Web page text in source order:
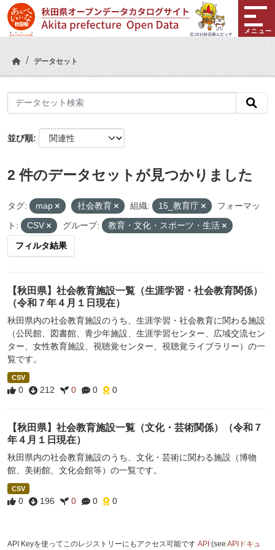
Skip to main content
メニュー
データセット
並び順
2 件のデータセットが見つかりました
タグ: map 社会教育 組織: 15_教育庁
フォーマッ
ト:
CSV グループ: 教育・文化・スポーツ・生活
フィルタ結果
【秋田県】社会教育施設一覧（生涯学習・社会教育関係）
（令和７年４月１日現在）
秋田県内の社会教育施設のうち、生涯学習・社会教育に関わる施設
（公民館、図書館、青少年施設、生涯学習センター、広域交流セン
ター、女性教育施設、視聴覚センター、視聴覚ライブラリー）の一
覧です。
CSV
0 212 0 0 0
【秋田県】社会教育施設一覧（文化・芸術関係）（令和７
年４月１日現在）
秋田県内の社会教育施設のうち、文化・芸術に関わる施設（博物
館、美術館、文化会館等）の一覧です。
CSV
0 196 0 0 0
API Keyを使ってこのレジストリーにもアクセス可能です API (see APIドキュ